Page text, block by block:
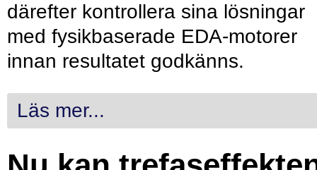
därefter kontrollera sina lösningar
med fysikbaserade EDA-motorer
innan resultatet godkänns.
Läs mer...